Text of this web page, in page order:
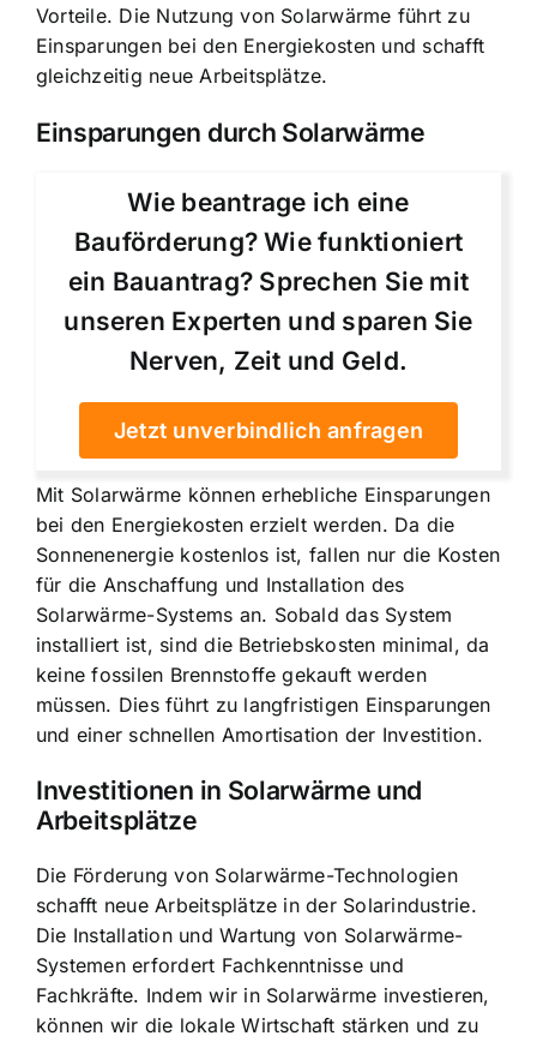
Vorteile. Die Nutzung von Solarwärme führt zu
Einsparungen bei den Energiekosten und schafft
gleichzeitig neue Arbeitsplätze.
Einsparungen durch Solarwärme
Wie beantrage ich eine
Bauförderung? Wie funktioniert
ein Bauantrag? Sprechen Sie mit
unseren Experten und sparen Sie
Nerven, Zeit und Geld.
Jetzt unverbindlich anfragen
Mit Solarwärme können erhebliche Einsparungen
bei den Energiekosten erzielt werden. Da die
Sonnenenergie kostenlos ist, fallen nur die Kosten
für die Anschaffung und Installation des
Solarwärme-Systems an. Sobald das System
installiert ist, sind die Betriebskosten minimal, da
keine fossilen Brennstoffe gekauft werden
müssen. Dies führt zu langfristigen Einsparungen
und einer schnellen Amortisation der Investition.
Investitionen in Solarwärme und
Arbeitsplätze
Die Förderung von Solarwärme-Technologien
schafft neue Arbeitsplätze in der Solarindustrie.
Die Installation und Wartung von Solarwärme-
Systemen erfordert Fachkenntnisse und
Fachkräfte. Indem wir in Solarwärme investieren,
können wir die lokale Wirtschaft stärken und zu